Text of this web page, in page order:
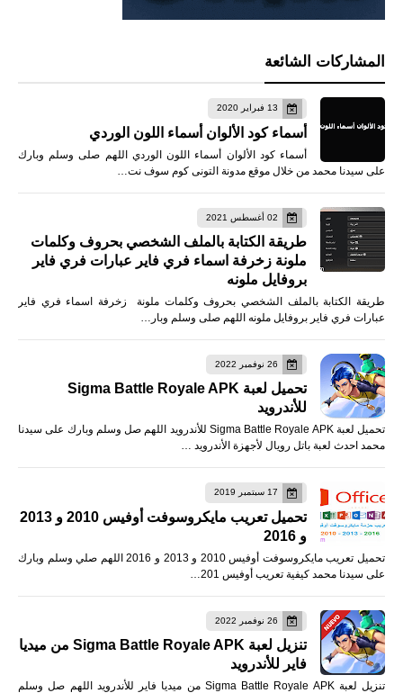
المشاركات الشائعة
13 فبراير 2020
أسماء كود الألوان أسماء اللون الوردي
أسماء كود الألوان أسماء اللون الوردي اللهم صلى وسلم وبارك
على سيدنا محمد من خلال موقع مدونة التونى كوم سوف نت…
02 أغسطس 2021
طريقة الكتابة بالملف الشخصي بحروف وكلمات
ملونة زخرفة اسماء فري فاير عبارات فري فاير
بروفايل ملونه
طريقة الكتابة بالملف الشخصي بحروف وكلمات ملونة زخرفة اسماء فري فاير
عبارات فري فاير بروفايل ملونه اللهم صلى وسلم وبار…
26 نوفمبر 2022
تحميل لعبة Sigma Battle Royale APK
للأندرويد
تحميل لعبة Sigma Battle Royale APK للأندرويد اللهم صل وسلم وبارك على سيدنا
محمد احدث لعبة باتل رويال لأجهزة الأندرويد …
17 سبتمبر 2019
تحميل تعريب مايكروسوفت أوفيس 2010 و 2013
و 2016
تحميل تعريب مايكروسوفت أوفيس 2010 و 2013 و 2016 اللهم صلي وسلم وبارك
على سيدنا محمد كيفية تعريب أوفيس 201…
26 نوفمبر 2022
تنزيل لعبة Sigma Battle Royale APK من ميديا
فاير للأندرويد
تنزيل لعبة Sigma Battle Royale APK من ميديا فاير للأندرويد اللهم صل وسلم